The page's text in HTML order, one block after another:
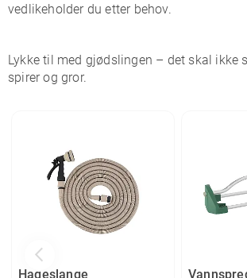
vedlikeholder du etter behov.
Lykke til med gjødslingen – det skal ikke
spirer og gror.
Hageslange